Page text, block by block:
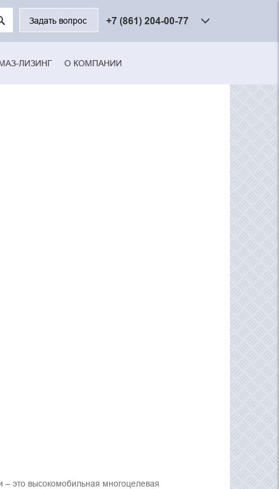
+7 (861) 204-00-77
Задать вопрос
ЛИЗИНГ О КОМПАНИИ
– это высокомобильная многоцелевая